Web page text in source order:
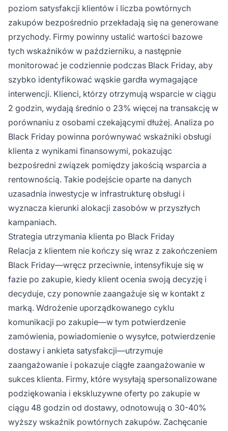
poziom satysfakcji klientów i liczba powtórnych
zakupów bezpośrednio przekładają się na generowane
przychody. Firmy powinny ustalić wartości bazowe
tych wskaźników w październiku, a następnie
monitorować je codziennie podczas Black Friday, aby
szybko identyfikować wąskie gardła wymagające
interwencji. Klienci, którzy otrzymują wsparcie w ciągu
2 godzin, wydają średnio o 23% więcej na transakcję w
porównaniu z osobami czekającymi dłużej. Analiza po
Black Friday powinna porównywać wskaźniki obsługi
klienta z wynikami finansowymi, pokazując
bezpośredni związek pomiędzy jakością wsparcia a
rentownością. Takie podejście oparte na danych
uzasadnia inwestycje w infrastrukturę obsługi i
wyznacza kierunki alokacji zasobów w przyszłych
kampaniach.
Strategia utrzymania klienta po Black Friday
Relacja z klientem nie kończy się wraz z zakończeniem
Black Friday—wręcz przeciwnie, intensyfikuje się w
fazie po zakupie, kiedy klient ocenia swoją decyzję i
decyduje, czy ponownie zaangażuje się w kontakt z
marką. Wdrożenie uporządkowanego cyklu
komunikacji po zakupie—w tym potwierdzenie
zamówienia, powiadomienie o wysyłce, potwierdzenie
dostawy i ankieta satysfakcji—utrzymuje
zaangażowanie i pokazuje ciągłe zaangażowanie w
sukces klienta. Firmy, które wysyłają spersonalizowane
podziękowania i ekskluzywne oferty po zakupie w
ciągu 48 godzin od dostawy, odnotowują o 30-40%
wyższy wskaźnik powtórnych zakupów. Zachęcanie